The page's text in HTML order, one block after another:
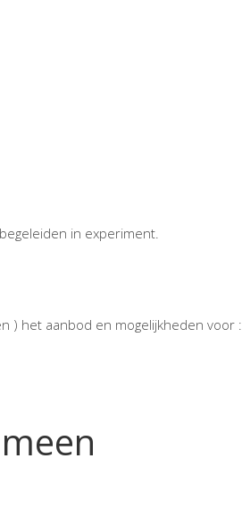
in experiment.
) het aanbod en mogelijkheden voor :